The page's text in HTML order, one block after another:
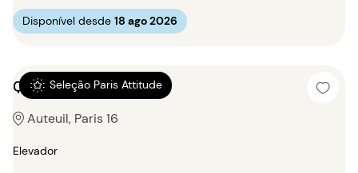
Disponível desde 18 ago 2026
Seleção Paris Attitude
Quitinete 33m²
Auteuil, Paris 16
Elevador